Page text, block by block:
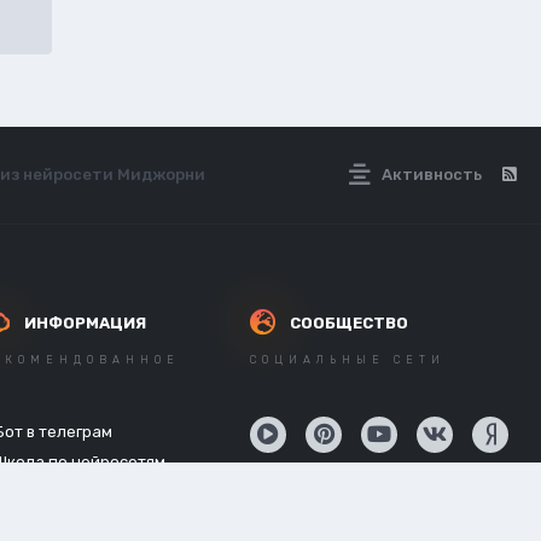
Активность
нейросети Миджорни
ИНФОРМАЦИЯ
в телеграм
по нейросетям
СООБЩЕСТВО
СОЦИАЛЬНЫЕ СЕТИ